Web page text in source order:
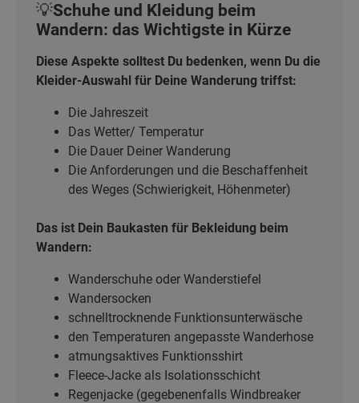
💡Schuhe und Kleidung beim
Wandern: das Wichtigste in Kürze
Diese Aspekte solltest Du bedenken, wenn Du die
Kleider-Auswahl für Deine Wanderung triffst:
Die Jahreszeit
Das Wetter/ Temperatur
Die Dauer Deiner Wanderung
Die Anforderungen und die Beschaffenheit
des Weges (Schwierigkeit, Höhenmeter)
Das ist Dein Baukasten für Bekleidung beim
Wandern:
Wanderschuhe oder Wanderstiefel
Wandersocken
schnelltrocknende Funktionsunterwäsche
den Temperaturen angepasste Wanderhose
atmungsaktives Funktionsshirt
Fleece-Jacke als Isolationsschicht
Regenjacke (gegebenenfalls Windbreaker